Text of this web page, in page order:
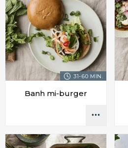
31-60 MIN.
Banh mi-burger